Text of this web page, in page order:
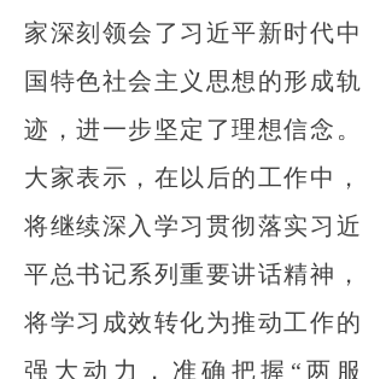
家深刻领会了习近平新时代中
国特色社会主义思想的形成轨
迹，进一步坚定了理想信念。
大家表示，在以后的工作中，
将继续深入学习贯彻落实习近
平总书记系列重要讲话精神，
将学习成效转化为推动工作的
强大动力，准确把握“两服